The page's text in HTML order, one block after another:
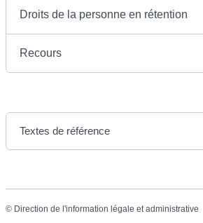
Droits de la personne en rétention
Recours
Textes de référence
© Direction de l'information légale et administrative